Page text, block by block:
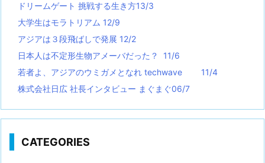
ドリームゲート 挑戦する生き方13/3
大学生はモラトリアム 12/9
アジアは３段飛ばしで発展 12/2
日本人は不定形生物アメーバだった？ 11/6
若者よ、アジアのウミガメとなれ techwave
11/4
株式会社日広 社長インタビュー まぐまぐ06/7
CATEGORIES